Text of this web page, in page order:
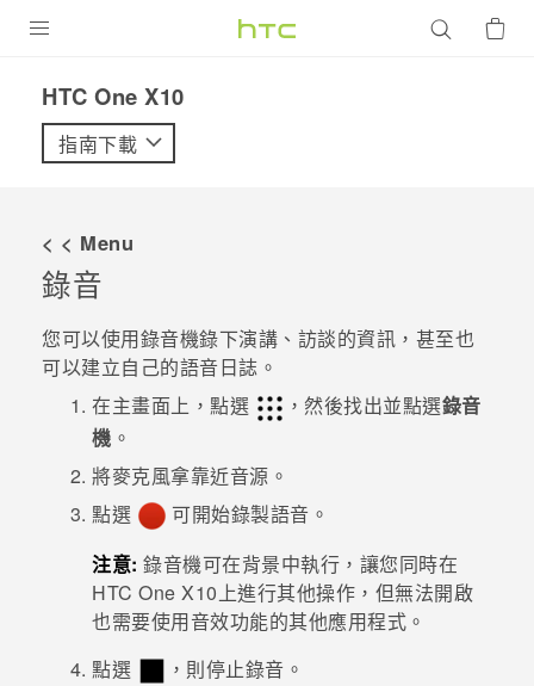
VIVE
配件
優惠專區
焦點訊息
校園專案
企業採購
銷售通路
支援服務
VIVELAND
HTC One X10‎
指南下載
< < Menu
錄音
您可以使用錄音機錄下演講、訪談的資訊，甚至也
可以建立自己的語音日誌。
在主畫面上，點選 ，然後找出並點選錄音
機 。
將麥克風拿靠近音源。
點選
可開始錄製語音。
注意: 錄音機可在背景中執行，讓您同時在
HTC One X10上進行其他操作，但無法開啟
也需要使用音效功能的其他應用程式。
點選
，則停止錄音。